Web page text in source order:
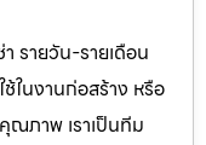
รายวัน-รายเดือน
ในงานก่อสร้าง หรือ
ณภาพ เราเป็นทีม